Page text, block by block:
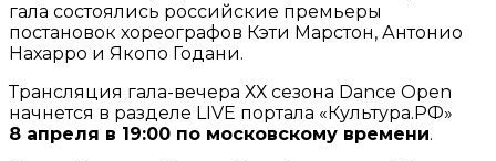
гала состоялись российские премьеры
постановок хореографов Кэти Марстон, Антонио
Нахарро и Якопо Годани.
Трансляция гала-вечера ХХ сезона Dance Open
начнется в разделе LIVE портала «Культура.РФ»
8 апреля в 19:00 по московскому времени.